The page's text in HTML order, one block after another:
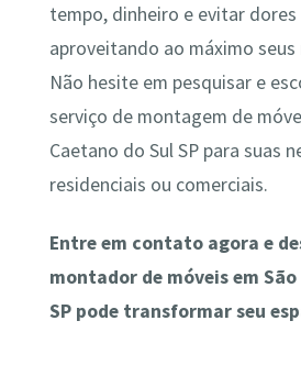
tempo, dinheiro e evitar dores
aproveitando ao máximo seus
Não hesite em pesquisar e
serviço de montagem de
Caetano do Sul SP para suas
residenciais ou comerciais.
Entre em contato agora e
montador de móveis em
SP pode transformar seu